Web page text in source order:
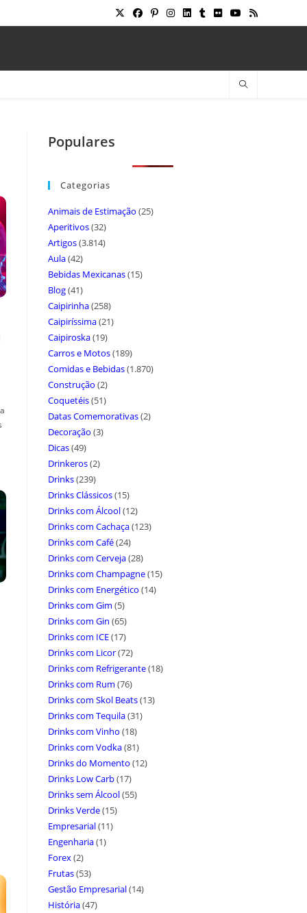
Populares
Categorias
Animais de Estimação (25)
Aperitivos(32)
Artigos(3.814)
Aula(42)
Bebidas Mexicanas(15)
Blog(41)
Caipirinha(258)
Caipiríssima(21)
Caipiroska(19)
Carros e Motos(189)
Comidas e Bebidas(1.870)
Construção (2)
Coquetéis(51)
Datas Comemorativas(2)
Decoração (3)
Dicas(49)
Drinkeros(2)
Drinks(239)
Drinks Clássicos(15)
Drinks com Álcool(12)
Drinks com Cachaça(123)
Drinks com Café(24)
Drinks com Cerveja(28)
Drinks com Champagne(15)
Drinks com Energético (14)
Drinks com Gim (5)
Drinks com Gin (65)
Drinks com ICE(17)
Drinks com Licor(72)
Drinks com Refrigerante(18)
Drinks com Rum (76)
Drinks com Skol Beats(13)
Drinks com Tequila(31)
Drinks com Vinho (18)
Drinks com Vodka(81)
Drinks do Momento (12)
Drinks Low Carb(17)
Drinks sem Álcool(55)
Drinks Verde(15)
Empresarial(11)
Engenharia(1)
Forex(2)
Frutas(53)
Gestão Empresarial(14)
História(47)